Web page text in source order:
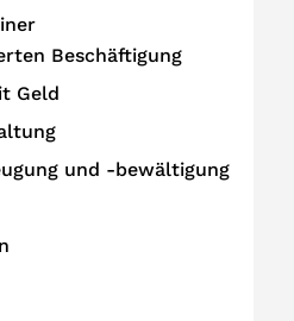
Beschäftigung
Geld
und -bewältigung